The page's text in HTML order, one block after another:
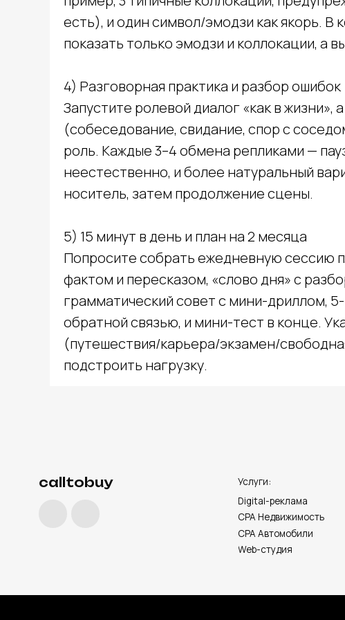
есть), и один символ/эмодзи как якорь. В
показать только эмодзи и коллокации, а
4) Разговорная практика и разбор ошибок
Запустите ролевой диалог «как в жизни»,
(собеседование, свидание, спор с
роль. Каждые 3–4 обмена репликами —
неестественно, и более натуральный
носитель, затем продолжение сцены.
5) 15 минут в день и план на 2 месяца
Попросите собрать ежедневную сессию
фактом и пересказом, «слово дня» с
грамматический совет с мини-дриллом,
обратной связью, и мини-тест в конце.
(путешествия/карьера/экзамен/
подстроить нагрузку.
calltobuy Услуги:
CPA Автомобили
CPA Недвижимость
Web-студия
Digital-реклама База